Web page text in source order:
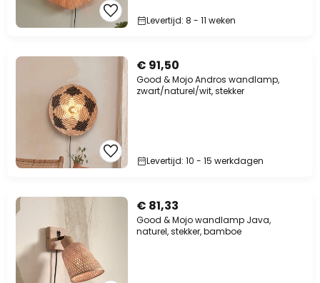
Levertijd: 8 - 11 weken
€ 91,50
Good & Mojo Andros wandlamp,
zwart/naturel/wit, stekker
Levertijd: 10 - 15 werkdagen
€ 81,33
Good & Mojo wandlamp Java,
naturel, stekker, bamboe